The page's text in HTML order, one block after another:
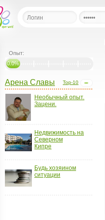
друзей
Опыт:
0.0%
Top-10
Арена Славы
Необычный опыт.
Зацени.
Недвижимость на
Северном
Кипре
Будь хозяином
ситуации